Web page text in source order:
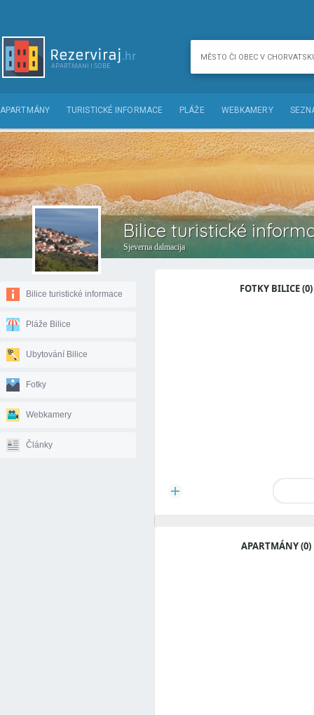
APARTMÁNY TURISTICKÉ INFORMACE PLÁŽE WEBKAMERY
Bilice turistické
Sjeverna dalmacija
Bilice turistické informace
Pláže Bilice
Ubytování Bilice
Fotky
Webkamery
Články
FOTKY BILICE (0)
APARTMÁNY (0)